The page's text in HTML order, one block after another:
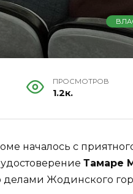
ПРОСМОТРОВ
1.2к.
началось с
Тамаре
делами Жодинского